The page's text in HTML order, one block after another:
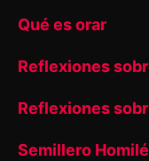
Qué es orar
Reflexiones
Reflexiones
Semillero